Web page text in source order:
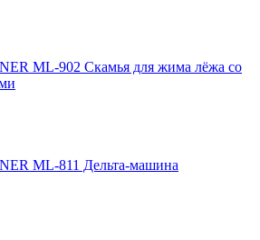
ML-902 Скамья для жима лёжа со
ML-811 Дельта-машина